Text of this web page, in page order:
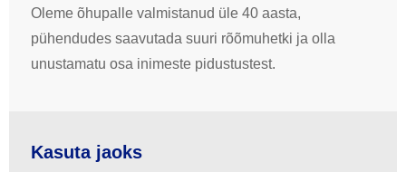
Oleme õhupalle valmistanud üle 40 aasta,
pühendudes saavutada suuri rõõmuhetki ja olla
unustamatu osa inimeste pidustustest.
Kasuta jaoks